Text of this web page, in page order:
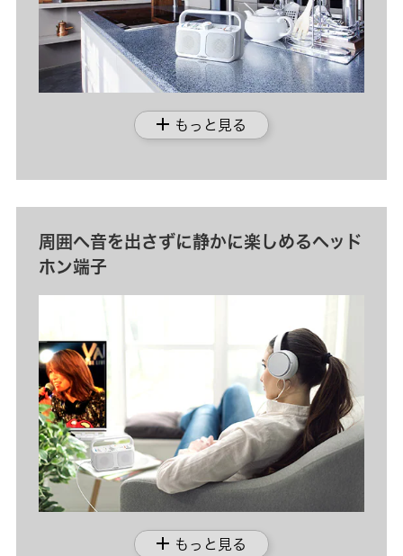
add もっと見る
add もっと見る
周囲へ音を出さずに静かに楽しめるヘッド
ホン端子